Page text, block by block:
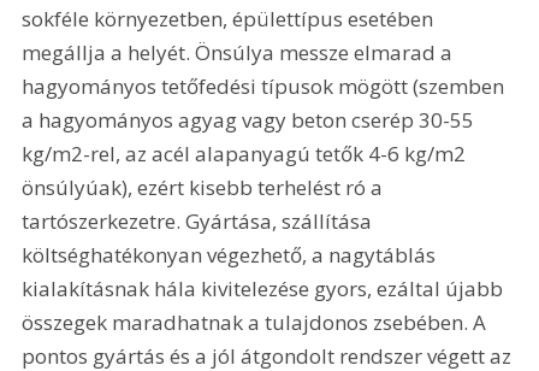
sokféle környezetben, épülettípus esetében
megállja a helyét. Önsúlya messze elmarad a
hagyományos tetőfedési típusok mögött (szemben
a hagyományos agyag vagy beton cserép 30-55
kg/m2-rel, az acél alapanyagú tetők 4-6 kg/m2
önsúlyúak), ezért kisebb terhelést ró a
tartószerkezetre. Gyártása, szállítása
költséghatékonyan végezhető, a nagytáblás
kialakításnak hála kivitelezése gyors, ezáltal újabb
összegek maradhatnak a tulajdonos zsebében. A
pontos gyártás és a jól átgondolt rendszer végett az